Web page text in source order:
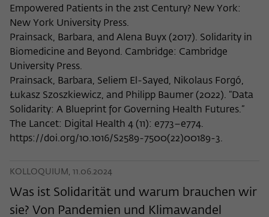
Empowered Patients in the 21st Century? New York:
New York University Press.
Prainsack, Barbara, and Alena Buyx (2017). Solidarity in
Biomedicine and Beyond. Cambridge: Cambridge
University Press.
Prainsack, Barbara, Seliem El-Sayed, Nikolaus Forgó,
Łukasz Szoszkiewicz, and Philipp Baumer (2022). “Data
Solidarity: A Blueprint for Governing Health Futures.”
The Lancet: Digital Health 4 (11): e773–e774.
https://doi.org/10.1016/S2589-7500(22)00189-3.
KOLLOQUIUM, 11.06.2024
Was ist Solidarität und warum brauchen wir
sie? Von Pandemien und Klimawandel